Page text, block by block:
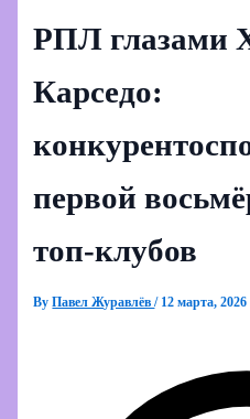
РПЛ глазами
Карседо:
первой
топ‑клубов
ByПавел Журавлёв/ 12 марта, 2026